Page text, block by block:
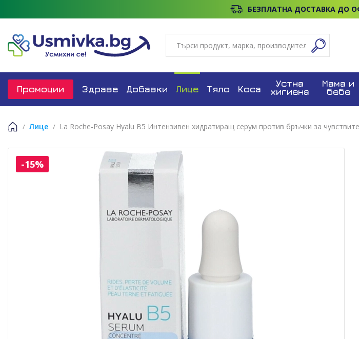
БЕЗПЛАТНА ДОСТАВКА ДО
Промоции Здраве Добавки Лице Тяло Коса
Устна
хигиена
Мама и
бебе
Лице La Roche-Posay Hyalu B5 Интензивен хидратиращ серум против бръчки за
-15%